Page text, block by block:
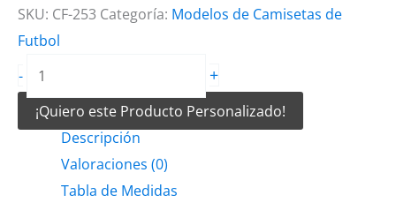
SKU: CF-253 Categoría: Modelos de Camisetas de
Futbol
-
Camiseta
de
Futbol
Manchas
Tricolor
cantidad
+
¡Quiero este Producto Personalizado!
Descripción
Valoraciones (0)
Tabla de Medidas